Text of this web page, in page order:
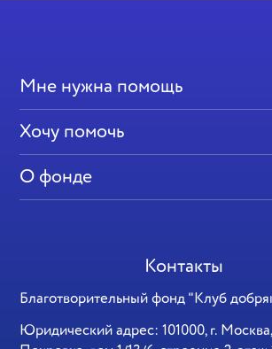
Мне нужна помощь
Хочу помочь
О фонде
Контакты
Благотворительный фонд "Клуб
Юридический адрес: 101000, г.